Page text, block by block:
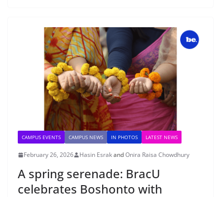
CAMPUS EVENTS CAMPUS NEWS IN PHOTOS LATEST NEWS
February 26, 2026 Hasin EsrakandOnira Raisa Chowdhury
A spring serenade: BracU
celebrates Boshonto with